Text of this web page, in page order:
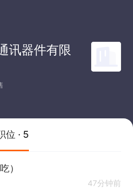
讯器件有限
位 · 5
）
47分钟前